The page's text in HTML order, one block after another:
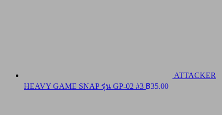
ATTACKER
HEAVY GAME SNAP รุ่น GP-02 #3 ฿35.00